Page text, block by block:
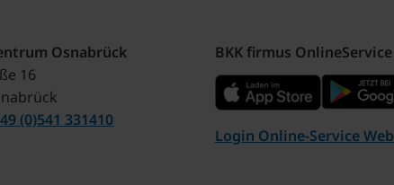
Osnabrück
16
(0)541 331410
BKK firmus OnlineService
Login Online-Service Web